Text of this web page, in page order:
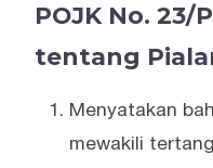
POJK No. 23/
tentang
Menyatakan
mewakili